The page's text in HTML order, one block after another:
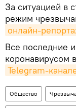
За ситуацией в
режим
онлайн-
Все последние
коронавирусом
Telegram-
Общество